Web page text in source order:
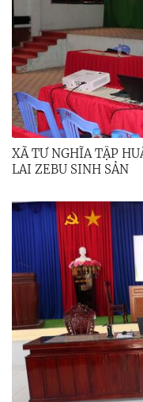
XÃ TƯ NGHĨA TẬP
LAI ZEBU SINH SẢN